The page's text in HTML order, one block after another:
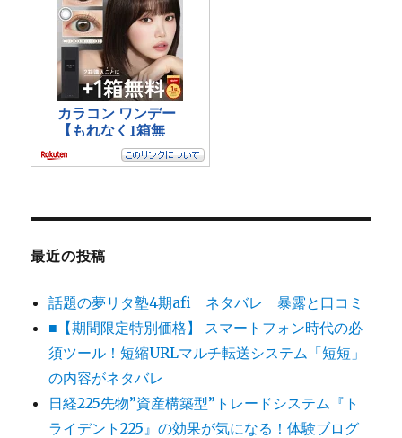
最近の投稿
話題の夢リタ塾4期afi ネタバレ 暴露と口コミ
■【期間限定特別価格】 スマートフォン時代の必
須ツール！短縮URLマルチ転送システム「短短」
の内容がネタバレ
日経225先物”資産構築型”トレードシステム『ト
ライデント225』の効果が気になる！体験ブログ